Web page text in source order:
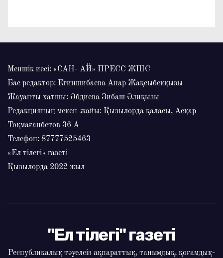
Меншік иесі: «САН- АЙ» ПРЕСС ЖШС
Бас редактор: Егиншибаева Анар Жақсыбекқызы
Жауапты хатшы: Әбдиева Зибаш Әлиқызы
Редакцияның мекен-жайы: Қызылорда қаласы, Асқар
Тоқмағанбетов 36 А
Телефон: 87777525463
«Ел тілегі» газеті
Қызылорда 2022 жыл
"Ел тілегі" газеті
Республикалық тәуелсіз ақпараттық, танымдық, қоғамдық-